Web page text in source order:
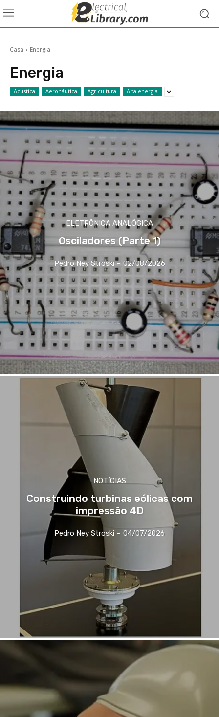
Casa Energia
Energia
Acústica Aeronáutica Agricultura Alta energia
ELETRÔNICA ANALÓGICA
Osciladores (Parte 1)
Pedro Ney Stroski - 02/08/2026
NOTÍCIAS
Construindo turbinas eólicas com
impressão 4D
Pedro Ney Stroski - 04/07/2026